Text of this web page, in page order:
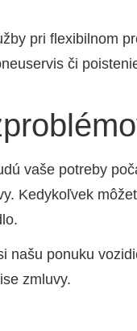
pri fle­xi­bil­nom
či
vaše potre­by
Kedy­koľ­vek
našu ponu­ku
zmlu­vy.